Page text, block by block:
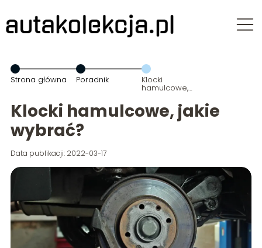
Strona główna Poradnik Klocki
hamulcowe,
Klocki hamulcowe, jakie
wybrać?
Data publikacji: 2022-03-17